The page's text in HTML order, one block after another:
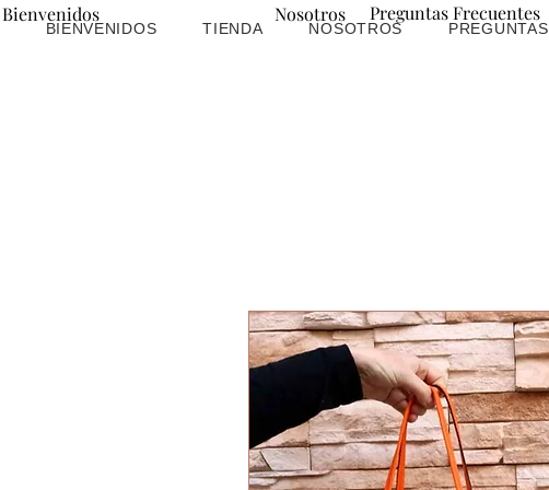
BIENVENIDOS TIENDA NOSOTROS PREGUNTAS
Bienvenidos Nosotros Preguntas Frecuentes